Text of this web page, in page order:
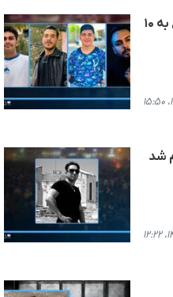
بجنورد؛ محکومیت ۴ شهروند کورد و از بازداشت شدگان اعتراضات دی‌ماه از جمله یک کودک در مجموع به ۱۰